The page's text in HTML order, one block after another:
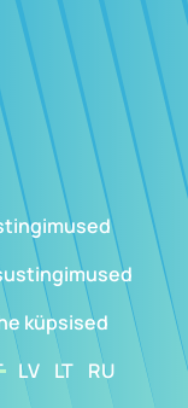
küpsised
LV LT RU